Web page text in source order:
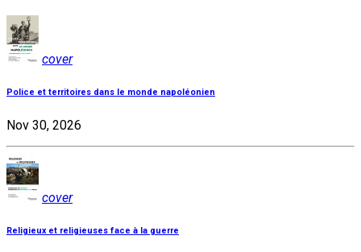
cover
Police et territoires dans le monde napoléonien
Nov 30, 2026
cover
Religieux et religieuses face à la guerre